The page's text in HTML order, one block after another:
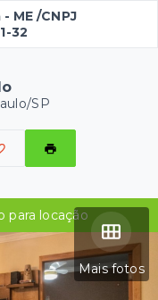
ME /CNPJ
32
SP
Mais fotos
para locação